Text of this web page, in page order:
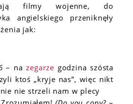
filmy wojenne, do
angielskiego przeniknęły
jak:
– nazegarze godzina szósta
ktoś „kryje nas”, więc nikt
nie strzeli nam w plecy